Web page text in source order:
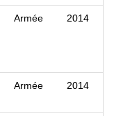
Armée 2014
Armée 2014